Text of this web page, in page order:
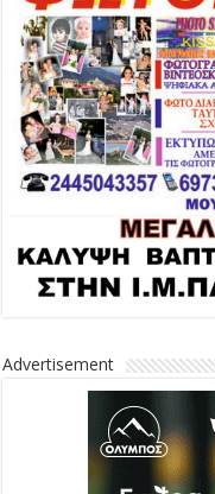
Advertisement